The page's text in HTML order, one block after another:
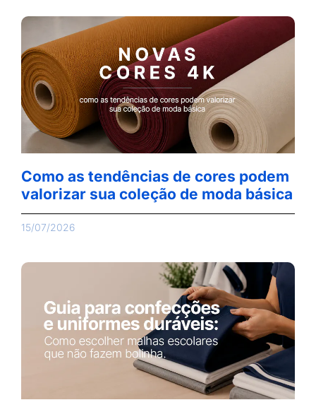
Como as tendências de cores podem
valorizar sua coleção de moda básica
15/07/2026